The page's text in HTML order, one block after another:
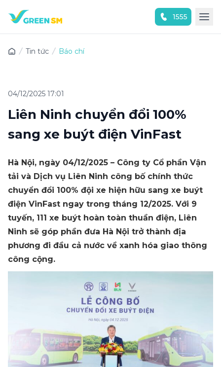
1555
Tin tức Báo chí
04/12/2025 17:01
Liên Ninh chuyển đổi 100%
sang xe buýt điện VinFast
Hà Nội, ngày 04/12/2025 – Công ty Cổ phần Vận
tải và Dịch vụ Liên Ninh công bố chính thức
chuyển đổi 100% đội xe hiện hữu sang xe buýt
điện VinFast ngay trong tháng 12/2025. Với 9
tuyến, 111 xe buýt hoàn toàn thuần điện, Liên
Ninh sẽ góp phần đưa Hà Nội trở thành địa
phương đi đầu cả nước về xanh hóa giao thông
công cộng.